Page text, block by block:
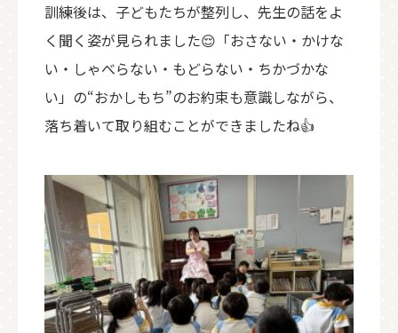
訓練後は、子どもたちが整列し、先生の話をよ
く聞く姿が見られました😌「おさない・かけな
い・しゃべらない・もどらない・ちかづかな
い」の“おかしもち”のお約束も意識しながら、
落ち着いて取り組むことができましたね👍